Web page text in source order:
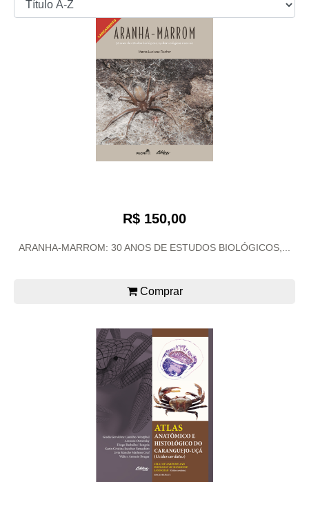
R$ 150,00
ARANHA-MARROM: 30 ANOS DE ESTUDOS BIOLÓGICOS,...
Comprar